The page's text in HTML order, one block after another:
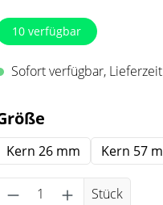
10 verfügbar
Sofort verfügbar,
Kern 26 mm Kern 57
Produkt Anzahl:
Stück